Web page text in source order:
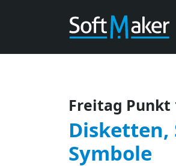
Freitag Punkt
Disketten,
Symbole